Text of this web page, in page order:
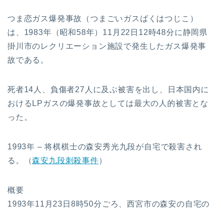
つま恋ガス爆発事故（つまごいガスばくはつじこ）
は、1983年（昭和58年）11月22日12時48分に静岡県
掛川市のレクリエーション施設で発生したガス爆発事
故である。
死者14人、負傷者27人に及ぶ被害を出し、日本国内に
おけるLPガスの爆発事故としては最大の人的被害とな
った。
1993年 – 将棋棋士の森安秀光九段が自宅で殺害され
る。（森安九段刺殺事件）
概要
1993年11月23日8時50分ごろ、西宮市の森安の自宅の